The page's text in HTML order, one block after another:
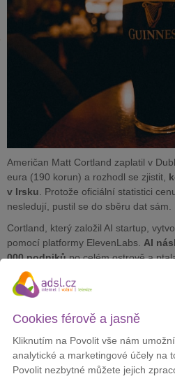
Američan Matt Cortland zaplatil v
eura (190 korun) a rozhodl se zjistit,
v Irsku. Protože oficiální statistici
nesledují, pustil se do sběru dat sám.
Cortland, který založil AI startup,
pomocí platformy ElevenLabs. AI
000 podnikůpo celém ostrově a
cenu půllitru Guinnessu.
Z nasbíraných údajů vznikl Guinndex,
ukazoval průměrnou cenu 6,01 eura
byla 5,50 eura.
Hlasová AI působila při hovorech
nepoznalo, že nemluví s člověkem.
Cookies férově a jasně
Kliknutím na Povolit vše nám
analytické a marketingové účely na
Povolit nezbytné můžete jejich